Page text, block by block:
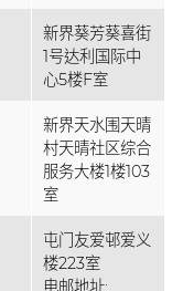
新界葵芳葵喜街
1号达利国际中
心5楼F室
新界天水围天晴
村天晴社区综合
服务大楼1楼103
室
屯门友爱邨爱义
楼223室
电邮地址: